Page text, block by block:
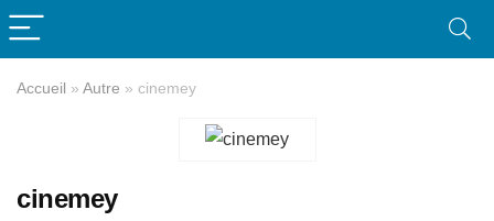
Accueil » Autre » cinemey
cinemey